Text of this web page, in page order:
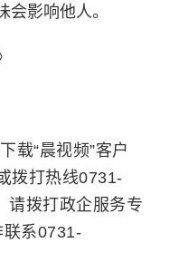
影响他人。
载“晨视频”客户
拨打热线0731-
请拨打政企服务专
系0731-